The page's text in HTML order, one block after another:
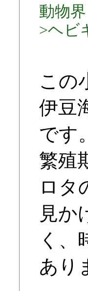
動物
>ヘビ
この
伊豆
です。
繁殖
ロタ
見か
く、
あり